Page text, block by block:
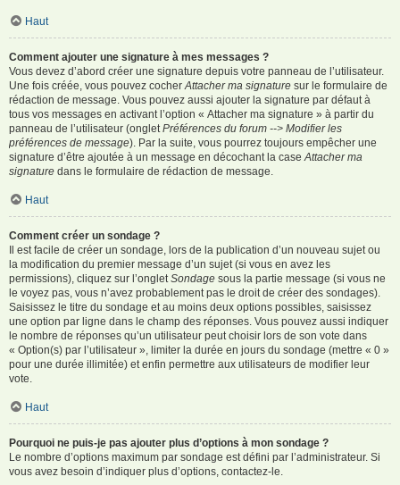
Haut
Comment ajouter une signature à mes messages ?
Vous devez d’abord créer une signature depuis votre panneau de l’utilisateur.
Une fois créée, vous pouvez cocher Attacher ma signature sur le formulaire de
rédaction de message. Vous pouvez aussi ajouter la signature par défaut à
tous vos messages en activant l’option « Attacher ma signature » à partir du
panneau de l’utilisateur (onglet Préférences du forum --> Modifier les
préférences de message). Par la suite, vous pourrez toujours empêcher une
signature d’être ajoutée à un message en décochant la case Attacher ma
signature dans le formulaire de rédaction de message.
Haut
Comment créer un sondage ?
Il est facile de créer un sondage, lors de la publication d’un nouveau sujet ou
la modification du premier message d’un sujet (si vous en avez les
permissions), cliquez sur l’onglet Sondage sous la partie message (si vous ne
le voyez pas, vous n’avez probablement pas le droit de créer des sondages).
Saisissez le titre du sondage et au moins deux options possibles, saisissez
une option par ligne dans le champ des réponses. Vous pouvez aussi indiquer
le nombre de réponses qu’un utilisateur peut choisir lors de son vote dans
« Option(s) par l’utilisateur », limiter la durée en jours du sondage (mettre « 0 »
pour une durée illimitée) et enfin permettre aux utilisateurs de modifier leur
vote.
Haut
Pourquoi ne puis-je pas ajouter plus d’options à mon sondage ?
Le nombre d’options maximum par sondage est défini par l’administrateur. Si
vous avez besoin d’indiquer plus d’options, contactez-le.